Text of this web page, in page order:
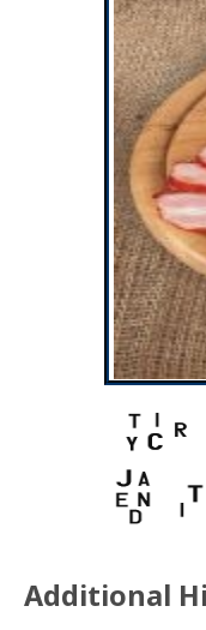
Additional